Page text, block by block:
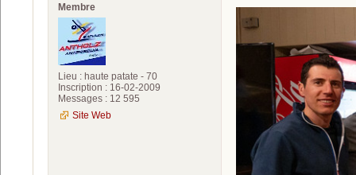
Membre
Lieu : haute patate - 70
Inscription : 16-02-2009
Messages : 12 595
Site Web